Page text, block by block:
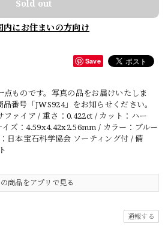
Sold out
内にお住まいの方向け
Save
点ものです。写真の品をお届けいたしま
番号「JWS924」をお知らせください。
ファイア / 重さ：0.422ct / カット：ハー
イズ：4.59x4.42x2.56mm / カラー：ブルー
日本宝石科学協会 ソーティング付 / 備
商品をアプリで見る
通報する